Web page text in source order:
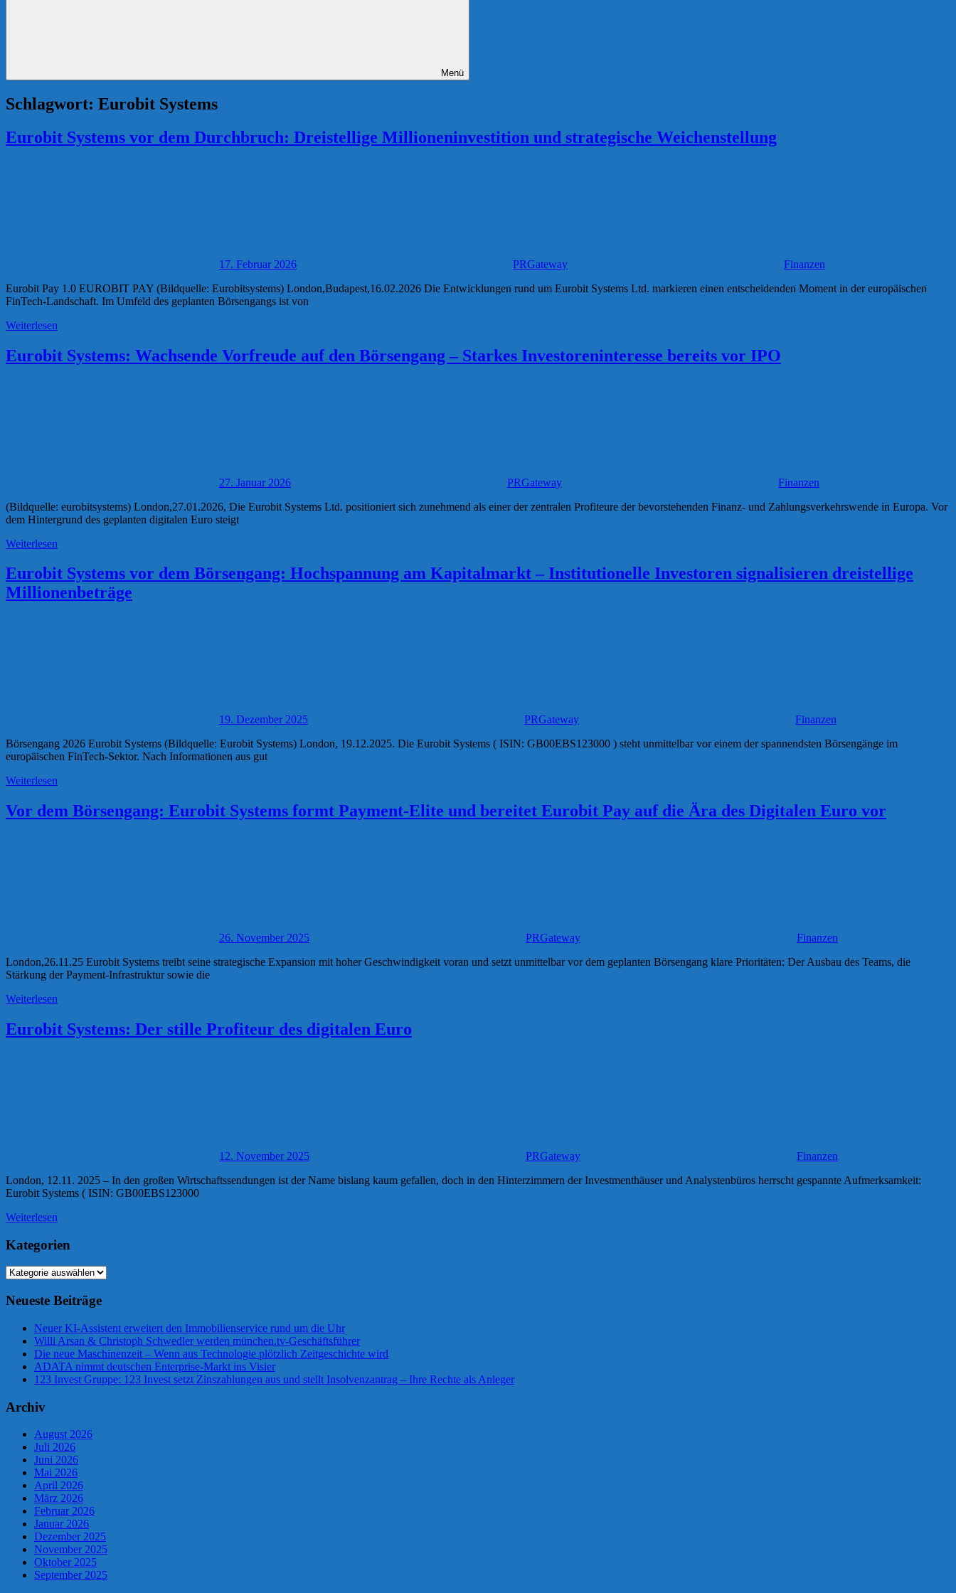
Menü
Schlagwort: Eurobit Systems
Eurobit Systems vor dem Durchbruch: Dreistellige Millioneninvestition und strategische Weichenstellung
17. Februar 2026 PRGateway
Finanzen
Eurobit Pay 1.0 EUROBIT PAY (Bildquelle: Eurobitsystems) London,Budapest,16.02.2026 Die Entwicklungen rund um Eurobit Systems Ltd. markieren einen entscheidenden Moment in der europäischen
FinTech-Landschaft. Im Umfeld des geplanten Börsengangs ist von
Weiterlesen
Eurobit Systems: Wachsende Vorfreude auf den Börsengang – Starkes Investoreninteresse bereits vor IPO
27. Januar 2026 PRGateway
Finanzen
(Bildquelle: eurobitsystems) London,27.01.2026, Die Eurobit Systems Ltd. positioniert sich zunehmend als einer der zentralen Profiteure der bevorstehenden Finanz- und Zahlungsverkehrswende in Europa. Vor
dem Hintergrund des geplanten digitalen Euro steigt
Weiterlesen
Eurobit Systems vor dem Börsengang: Hochspannung am Kapitalmarkt – Institutionelle Investoren signalisieren dreistellige
Millionenbeträge
19. Dezember 2025 PRGateway
Finanzen
Börsengang 2026 Eurobit Systems (Bildquelle: Eurobit Systems) London, 19.12.2025. Die Eurobit Systems ( ISIN: GB00EBS123000 ) steht unmittelbar vor einem der spannendsten Börsengänge im
europäischen FinTech-Sektor. Nach Informationen aus gut
Weiterlesen
Vor dem Börsengang: Eurobit Systems formt Payment-Elite und bereitet Eurobit Pay auf die Ära des Digitalen Euro vor
26. November 2025 PRGateway
Finanzen
London,26.11.25 Eurobit Systems treibt seine strategische Expansion mit hoher Geschwindigkeit voran und setzt unmittelbar vor dem geplanten Börsengang klare Prioritäten: Der Ausbau des Teams, die
Stärkung der Payment-Infrastruktur sowie die
Weiterlesen
Eurobit Systems: Der stille Profiteur des digitalen Euro
12. November 2025 PRGateway
Finanzen
London, 12.11. 2025 – In den großen Wirtschaftssendungen ist der Name bislang kaum gefallen, doch in den Hinterzimmern der Investmenthäuser und Analystenbüros herrscht gespannte Aufmerksamkeit:
Eurobit Systems ( ISIN: GB00EBS123000
Weiterlesen
Kategorien
Kategorien
Neueste Beiträge
Neuer KI-Assistent erweitert den Immobilienservice rund um die Uhr
Willi Arsan & Christoph Schwedler werden münchen.tv-Geschäftsführer
Die neue Maschinenzeit – Wenn aus Technologie plötzlich Zeitgeschichte wird
ADATA nimmt deutschen Enterprise-Markt ins Visier
123 Invest Gruppe: 123 Invest setzt Zinszahlungen aus und stellt Insolvenzantrag – Ihre Rechte als Anleger
Archiv
August 2026
Juli 2026
Juni 2026
Mai 2026
April 2026
März 2026
Februar 2026
Januar 2026
Dezember 2025
November 2025
Oktober 2025
September 2025